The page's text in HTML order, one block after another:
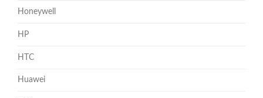
Honeywell
HP
HTC
Huawei